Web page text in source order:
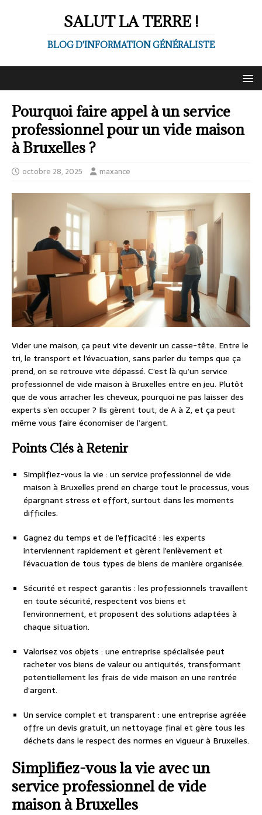
SALUT LA TERRE !
BLOG D'INFORMATION GÉNÉRALISTE
Pourquoi faire appel à un service
professionnel pour un vide maison
à Bruxelles ?
octobre 28, 2025 maxance
Vider une maison, ça peut vite devenir un casse-tête. Entre le
tri, le transport et l’évacuation, sans parler du temps que ça
prend, on se retrouve vite dépassé. C’est là qu’un service
professionnel de vide maison à Bruxelles entre en jeu. Plutôt
que de vous arracher les cheveux, pourquoi ne pas laisser des
experts s’en occuper ? Ils gèrent tout, de A à Z, et ça peut
même vous faire économiser de l’argent.
Points Clés à Retenir
Simplifiez-vous la vie : un service professionnel de vide
maison à Bruxelles prend en charge tout le processus, vous
épargnant stress et effort, surtout dans les moments
difficiles.
Gagnez du temps et de l’efficacité : les experts
interviennent rapidement et gèrent l’enlèvement et
l’évacuation de tous types de biens de manière organisée.
Sécurité et respect garantis : les professionnels travaillent
en toute sécurité, respectent vos biens et
l’environnement, et proposent des solutions adaptées à
chaque situation.
Valorisez vos objets : une entreprise spécialisée peut
racheter vos biens de valeur ou antiquités, transformant
potentiellement les frais de vide maison en une rentrée
d’argent.
Un service complet et transparent : une entreprise agréée
offre un devis gratuit, un nettoyage final et gère tous les
déchets dans le respect des normes en vigueur à Bruxelles.
Simplifiez-vous la vie avec un
service professionnel de vide
maison à Bruxelles